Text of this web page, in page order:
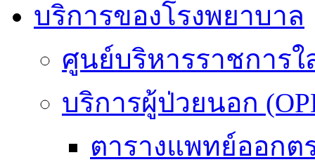
บริการของโรงพยาบาล
ศูนย์บริหารราชการใ
บริการผู้ป่วยนอก
ตารางแพทย์ออกต